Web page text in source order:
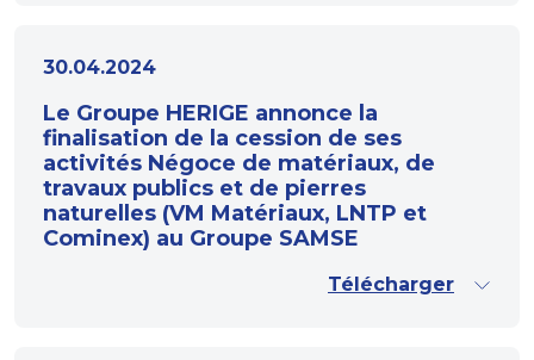
30.04.2024
Le Groupe HERIGE annonce la
finalisation de la cession de ses
activités Négoce de matériaux, de
travaux publics et de pierres
naturelles (VM Matériaux, LNTP et
Cominex) au Groupe SAMSE
Télécharger